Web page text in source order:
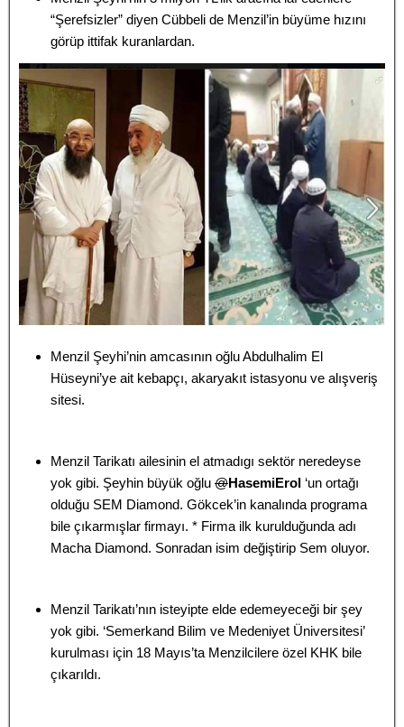
“Şerefsizler” diyen Cübbeli de Menzil’in büyüme hızını
görüp ittifak kuranlardan.
Menzil Şeyhi’nin amcasının oğlu Abdulhalim El
Hüseyni’ye ait kebapçı, akaryakıt istasyonu ve alışveriş
sitesi.
Menzil Tarikatı ailesinin el atmadıgı sektör neredeyse
yok gibi. Şeyhin büyük oğlu @HasemiErol ‘un ortağı
olduğu SEM Diamond. Gökcek’in kanalında programa
bile çıkarmışlar firmayı. * Firma ilk kurulduğunda adı
Macha Diamond. Sonradan isim değiştirip Sem oluyor.
Menzil Tarikatı’nın isteyipte elde edemeyeceği bir şey
yok gibi. ‘Semerkand Bilim ve Medeniyet Üniversitesi’
kurulması için 18 Mayıs’ta Menzilcilere özel KHK bile
çıkarıldı.